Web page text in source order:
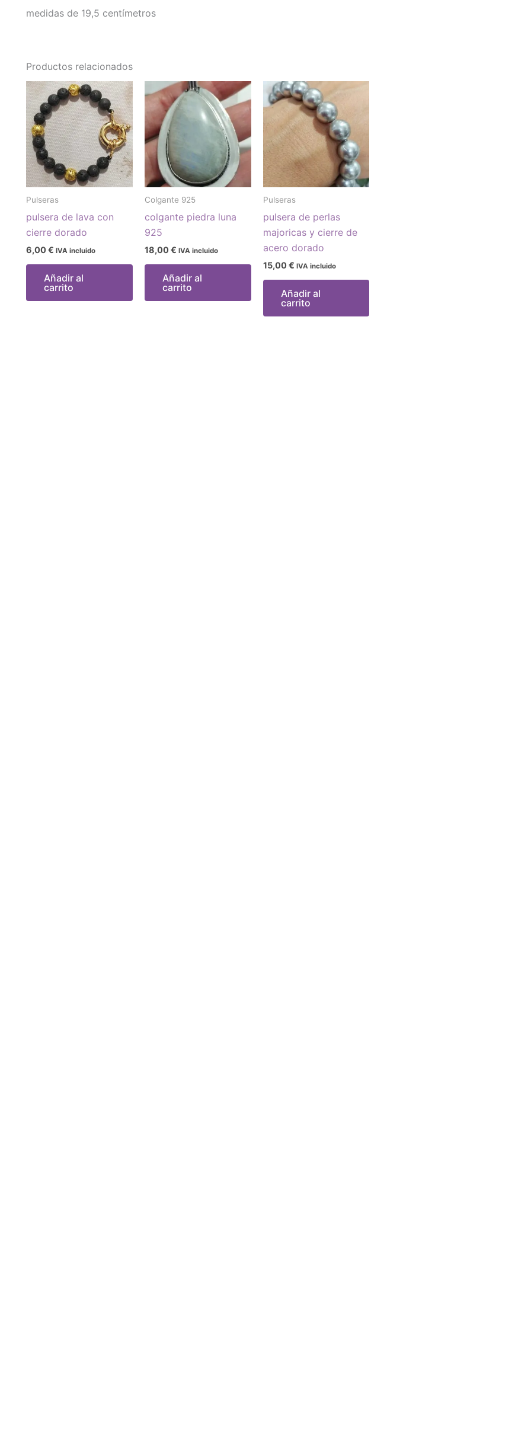
medidas de 19,5 centímetros
Productos relacionados
Pulseras
pulsera de lava con
cierre dorado
6,00 € IVA incluido
Añadir al
carrito
Colgante 925
colgante piedra luna
925
18,00 € IVA incluido
Añadir al
carrito
Pulseras
pulsera de perlas
majoricas y cierre de
acero dorado
15,00 € IVA incluido
Añadir al
carrito